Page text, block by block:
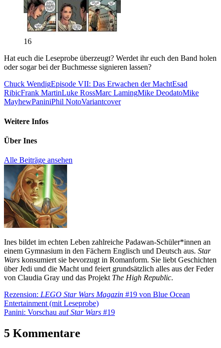
16
Hat euch die Leseprobe überzeugt? Werdet ihr euch den Band holen
oder sogar bei der Buchmesse signieren lassen?
Chuck WendigEpisode VII: Das Erwachen der MachtEsad
RibicFrank MartinLuke RossMarc LamingMike DeodatoMike
MayhewPaniniPhil NotoVariantcover
Weitere Infos
Über Ines
Alle Beiträge ansehen
Ines bildet im echten Leben zahlreiche Padawan-Schüler*innen an
einem Gymnasium in den Fächern Englisch und Deutsch aus. Star
Wars konsumiert sie bevorzugt in Romanform. Sie liebt Geschichten
über Jedi und die Macht und feiert grundsätzlich alles aus der Feder
von Claudia Gray und das Projekt The High Republic.
Beitragsnavigation
Vorheriger
Beitrag:
Rezension: LEGO Star Wars Magazin #19 von Blue Ocean
Entertainment (mit Leseprobe)
Nächster
Panini: Vorschau aufStar Wars #19
5 Kommentare